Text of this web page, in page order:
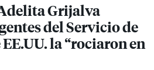
Grijalva
del Servicio de
la “rociaron en